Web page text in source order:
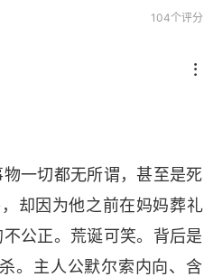
104个评分
一切都无所谓，甚至是死
却因为他之前在妈妈葬礼
公正。荒诞可笑。背后是
。主人公默尔索内向、含